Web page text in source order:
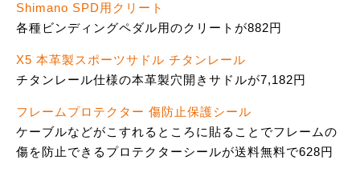
Shimano SPD用クリート
各種ビンディングペダル用のクリートが882円
X5 本革製スポーツサドル チタンレール
チタンレール仕様の本革製穴開きサドルが7,182円
フレームプロテクター 傷防止保護シール
ケーブルなどがこすれるところに貼ることでフレームの
傷を防止できるプロテクターシールが送料無料で628円